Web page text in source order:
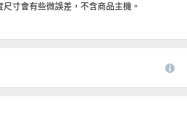
尺寸會有些微誤差，不含商品主機。